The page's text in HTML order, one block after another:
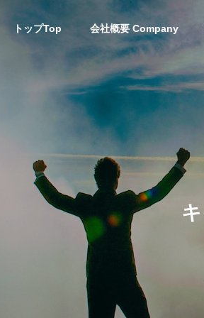
トップTop 会社概要 Company
キ